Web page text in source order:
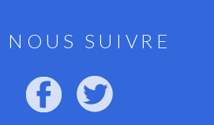
NOUS SUIVRE